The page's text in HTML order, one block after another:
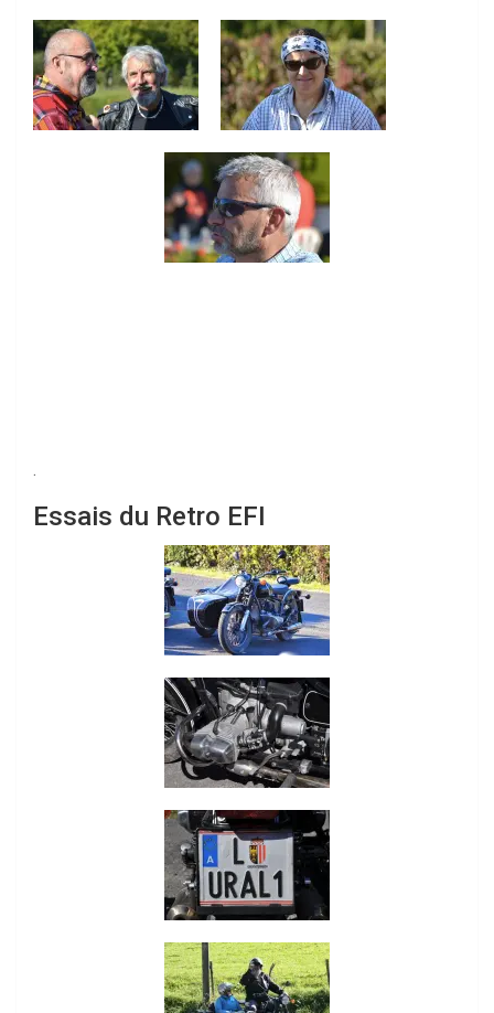
.
Essais du Retro EFI